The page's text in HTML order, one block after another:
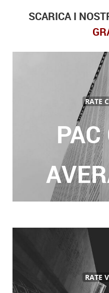
SCARICA I
RATE
RATE